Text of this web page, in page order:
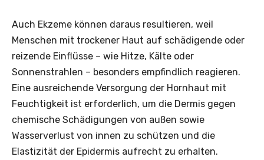
Auch Ekzeme können daraus resultieren, weil
Menschen mit trockener Haut auf schädigende oder
reizende Einflüsse – wie Hitze, Kälte oder
Sonnenstrahlen – besonders empfindlich reagieren.
Eine ausreichende Versorgung der Hornhaut mit
Feuchtigkeit ist erforderlich, um die Dermis gegen
chemische Schädigungen von außen sowie
Wasserverlust von innen zu schützen und die
Elastizität der Epidermis aufrecht zu erhalten.